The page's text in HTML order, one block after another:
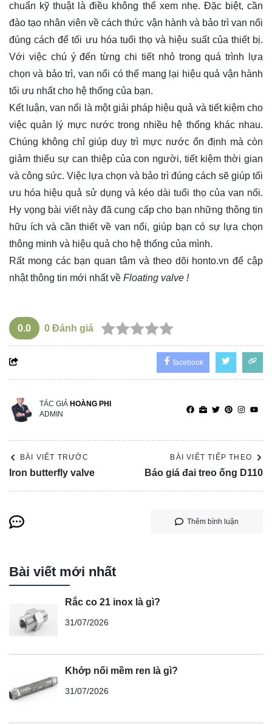
chuẩn kỹ thuật là điều không thể xem nhẹ. Đặc biệt, cần
đào tạo nhân viên về cách thức vận hành và bảo trì van nổi
đúng cách để tối ưu hóa tuổi thọ và hiệu suất của thiết bị.
Với việc chú ý đến từng chi tiết nhỏ trong quá trình lựa
chọn và bảo trì, van nổi có thể mang lại hiệu quả vận hành
tối ưu nhất cho hệ thống của bạn.
Kết luận, van nổi là một giải pháp hiệu quả và tiết kiệm cho
việc quản lý mực nước trong nhiều hệ thống khác nhau.
Chúng không chỉ giúp duy trì mực nước ổn định mà còn
giảm thiểu sự can thiệp của con người, tiết kiệm thời gian
và công sức. Việc lựa chọn và bảo trì đúng cách sẽ giúp tối
ưu hóa hiệu quả sử dụng và kéo dài tuổi thọ của van nổi.
Hy vọng bài viết này đã cung cấp cho bạn những thông tin
hữu ích và cần thiết về van nổi, giúp bạn có sự lựa chọn
thông minh và hiệu quả cho hệ thống của mình.
Rất mong các bạn quan tâm và theo dõi honto.vn để cập
nhật thông tin mới nhất về Floating valve !
0.0 0 Đánh giá
facebook
TÁC GIẢ HOÀNG PHI
ADMIN
BÀI VIẾT TRƯỚC
Iron butterfly valve
BÀI VIẾT TIẾP THEO
Báo giá đai treo ống D110
Thêm bình luận
Bài viết mới nhất
Rắc co 21 inox là gì?
31/07/2026
Khớp nối mềm ren là gì?
31/07/2026